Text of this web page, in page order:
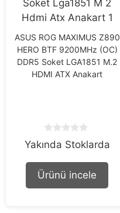
ASUS ROG MAXIMUS Z890
HERO BTF 9200MHz (OC)
DDR5 Soket LGA1851 M.2
HDMI ATX Anakart
o
o
f
Yakında Stoklarda
Ürünü incele